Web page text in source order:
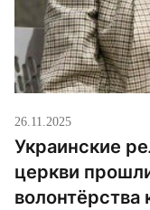
26.11.2025
Украинские
церкви